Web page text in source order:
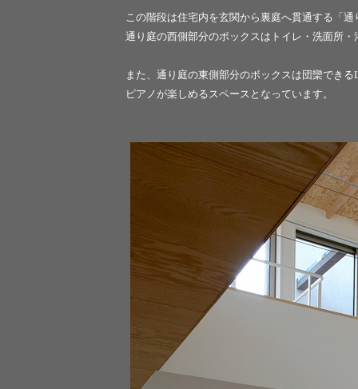
この階段は住宅内を玄関から裏庭へ貫通する「
通り庭の西側部分のボックスはトイレ・洗面所・
また、通り庭の東側部分のボックスは団欒できる
ピアノが楽しめるスペースとなっています。